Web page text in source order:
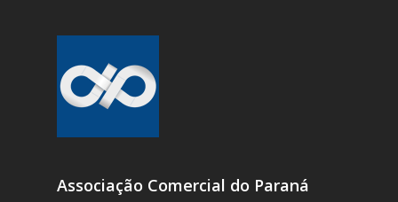
Associação Comercial do Paraná